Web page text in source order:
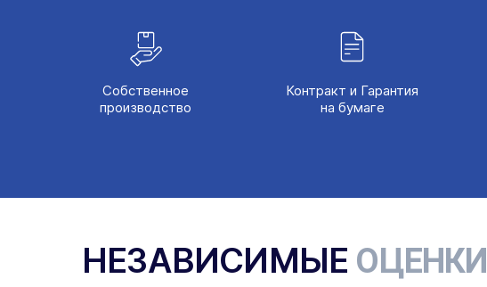
Собственное
производство
Контракт и Гарантия
на бумаге
НЕЗАВИСИМЫЕ ОЦЕНКИ